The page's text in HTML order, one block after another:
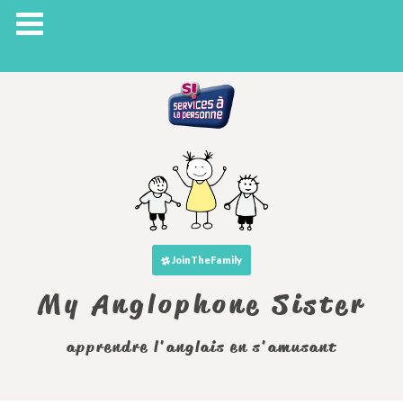
JoinTheFamily
My Anglophone Sister
apprendre l'anglais en s'amusant